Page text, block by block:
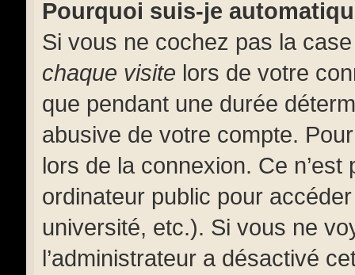
Pourquoi suis-je
Si vous ne cochez pas la
chaque visite lors de votre
que pendant une durée
abusive de votre compte.
lors de la connexion. Ce
ordinateur public pour
université, etc.). Si vous ne
l’administrateur a désactivé